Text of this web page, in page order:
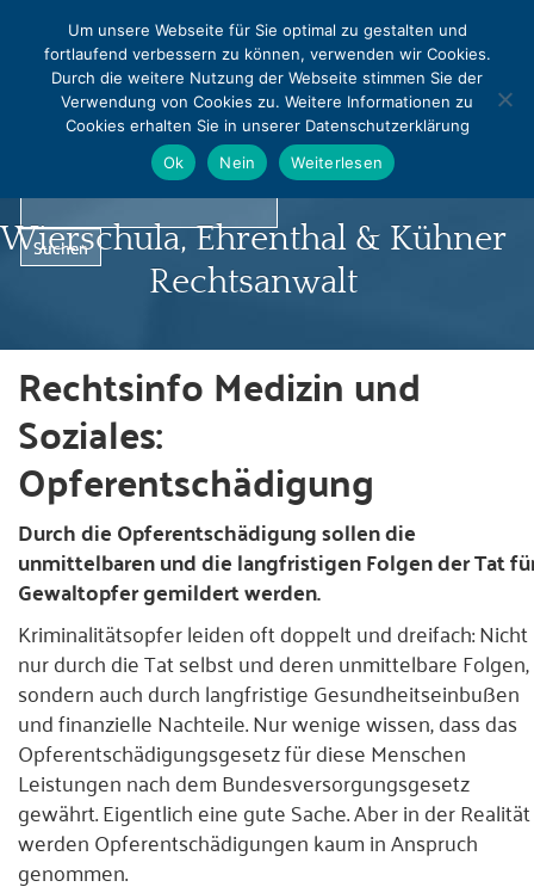
0331 - 240542 0331 - 240544
info@rapralat-potsdam.de
Norbert Pralat
Wierschula, Ehrenthal & Kühner
Rechtsanwalt
Startseite
Profil
Infocenter
Presse
Kontakt
Rechtsinfo Medizin und
Soziales:
Opferentschädigung
Durch die Opferentschädigung sollen die
unmittelbaren und die langfristigen Folgen der Tat
Gewaltopfer gemildert werden.
Kriminalitätsopfer leiden oft doppelt und dreifach: Nicht
nur durch die Tat selbst und deren unmittelbare Folgen,
sondern auch durch langfristige Gesundheitseinbußen
und finanzielle Nachteile. Nur wenige wissen, dass das
Opferentschädigungsgesetz für diese Menschen
Leistungen nach dem Bundesversorgungsgesetz
gewährt. Eigentlich eine gute Sache. Aber in der Realität
werden Opferentschädigungen kaum in Anspruch
genommen.
MENU
Um unsere Webseite für Sie optimal zu gestalten und
fortlaufend verbessern zu können, verwenden wir Cookies.
Durch die weitere Nutzung der Webseite stimmen Sie der
Verwendung von Cookies zu. Weitere Informationen zu
Cookies erhalten Sie in unserer Datenschutzerklärung
Ok
Nein Weiterlesen